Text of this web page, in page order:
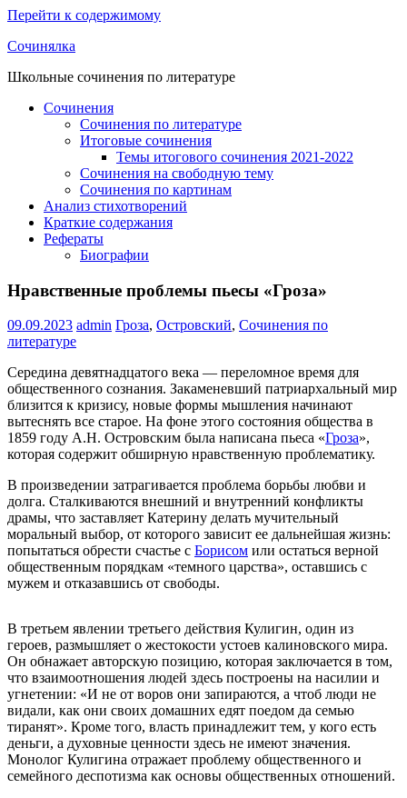
Перейти к содержимому
Сочинялка
Школьные сочинения по литературе
Сочинения
Сочинения по литературе
Итоговые сочинения
Темы итогового сочинения 2021-2022
Сочинения на свободную тему
Сочинения по картинам
Анализ стихотворений
Краткие содержания
Рефераты
Биографии
Нравственные проблемы пьесы «Гроза»
09.09.2023 admin Гроза, Островский, Сочинения по
литературе
Середина девятнадцатого века — переломное время для
общественного сознания. Закаменевший патриархальный мир
близится к кризису, новые формы мышления начинают
вытеснять все старое. На фоне этого состояния общества в
1859 году А.Н. Островским была написана пьеса «Гроза»,
которая содержит обширную нравственную проблематику.
В произведении затрагивается проблема борьбы любви и
долга. Сталкиваются внешний и внутренний конфликты
драмы, что заставляет Катерину делать мучительный
моральный выбор, от которого зависит ее дальнейшая жизнь:
попытаться обрести счастье с Борисом или остаться верной
общественным порядкам «темного царства», оставшись с
мужем и отказавшись от свободы.
В третьем явлении третьего действия Кулигин, один из
героев, размышляет о жестокости устоев калиновского мира.
Он обнажает авторскую позицию, которая заключается в том,
что взаимоотношения людей здесь построены на насилии и
угнетении: «И не от воров они запираются, а чтоб люди не
видали, как они своих домашних едят поедом да семью
тиранят». Кроме того, власть принадлежит тем, у кого есть
деньги, а духовные ценности здесь не имеют значения.
Монолог Кулигина отражает проблему общественного и
семейного деспотизма как основы общественных отношений.